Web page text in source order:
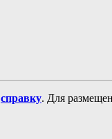
справку. Для